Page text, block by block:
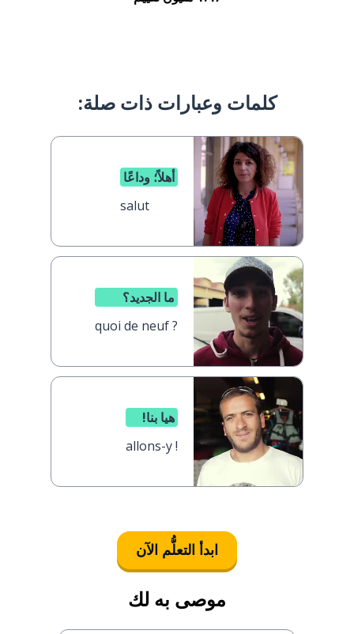
كلمات وعبارات ذات صلة:
أهلاً؛ وداعًا
salut
ما الجديد؟
quoi de neuf ?
هيا بنا!
allons-y !
ابدأ التعلُّم الآن
موصى به لك